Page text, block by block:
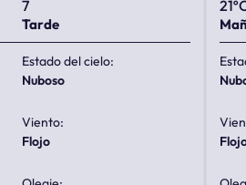
7
Tarde
Estado del cielo:
nuboso
Viento:
flojo